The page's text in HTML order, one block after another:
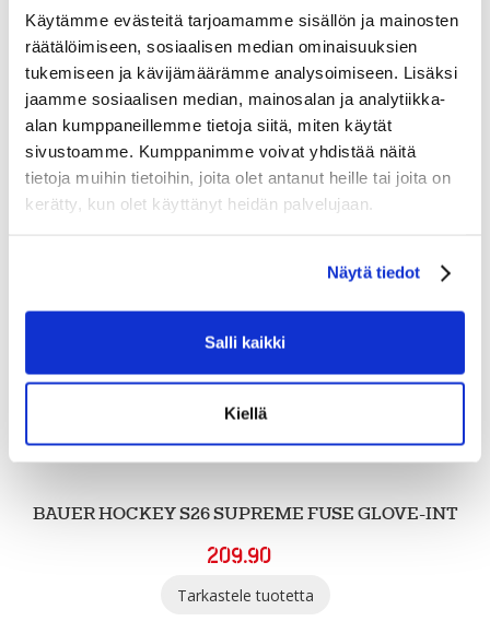
Käytämme evästeitä tarjoamamme sisällön ja mainosten
räätälöimiseen, sosiaalisen median ominaisuuksien
tukemiseen ja kävijämäärämme analysoimiseen. Lisäksi
jaamme sosiaalisen median, mainosalan ja analytiikka-
alan kumppaneillemme tietoja siitä, miten käytät
sivustoamme. Kumppanimme voivat yhdistää näitä
tietoja muihin tietoihin, joita olet antanut heille tai joita on
kerätty, kun olet käyttänyt heidän palvelujaan.
Näytä tiedot
Salli kaikki
Kiellä
kasvaessa.
Tutustu myös
BAUER HOCKEY S26 SUPREME FUSE GLOVE-INT
209.90
Tarkastele tuotetta